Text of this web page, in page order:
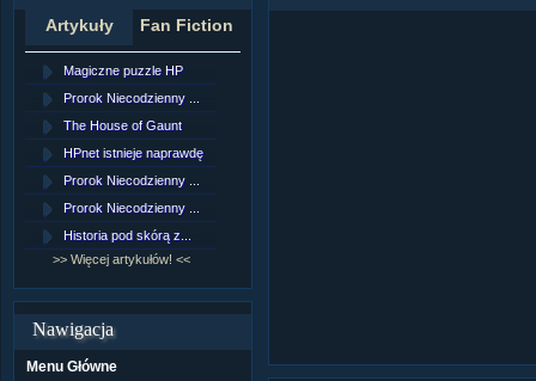
Artykuły Fan Fiction
Magiczne puzzle HP
Prorok Niecodzienny ...
The House of Gaunt
HPnet istnieje naprawdę
Prorok Niecodzienny ...
Prorok Niecodzienny ...
Historia pod skórą z...
>> Więcej artykułów! <<
Nawigacja
Menu Główne